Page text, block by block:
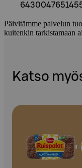
Päivitämme palvelun
kuitenkin tarkistamaan
Katso